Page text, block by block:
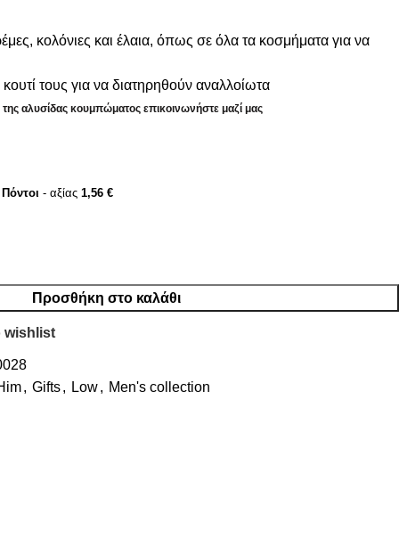
κολόνιες και έλαια, όπως σε όλα τα κοσμήματα για να
τους για να διατηρηθούν αναλλοίωτα
αλυσίδας κουμπώματος επικοινωνήστε μαζί μας
- αξίας 1,56 €
Προσθήκη στο καλάθι
wishlist
, Gifts, Low, Men's collection